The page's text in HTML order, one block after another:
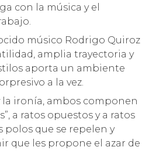
con la música y el
músico Rodrigo Quiroz
amplia trayectoria y
aporta un ambiente
a la vez.
la ironía, ambos componen
a ratos opuestos y a ratos
que se repelen y
que les propone el azar de